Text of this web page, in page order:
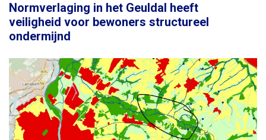
Normverlaging in het Geuldal heeft
veiligheid voor bewoners structureel
ondermijnd